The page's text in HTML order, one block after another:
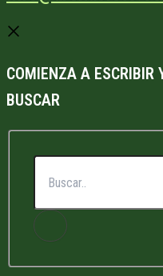
COMIENZA A ESCRIBIR
BUSCAR